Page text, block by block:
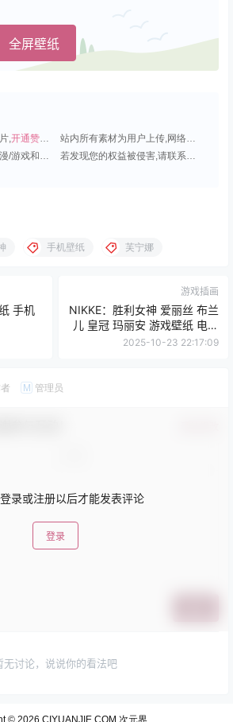
全屏壁纸
,开通赞助会员 可免费下载超清原图;
站内所有素材为用户上传,网络分享或原创,请勿用于商业用途;
色的插画壁纸平台; 若发现您的权益被侵害,请联系QQ1815919191,我们尽快处理.
手机壁纸 芙宁娜
手机
游戏插画
NIKKE：胜利女神 爱丽丝 布兰
儿 皇冠 玛丽安 游戏壁纸 电脑
壁纸
2025-10-23 22:17:09
M 管理员
录或注册以后才能发表评论
登录
无讨论，说说你的看法吧
© 2026 CIYUANJIE.COM 次元界